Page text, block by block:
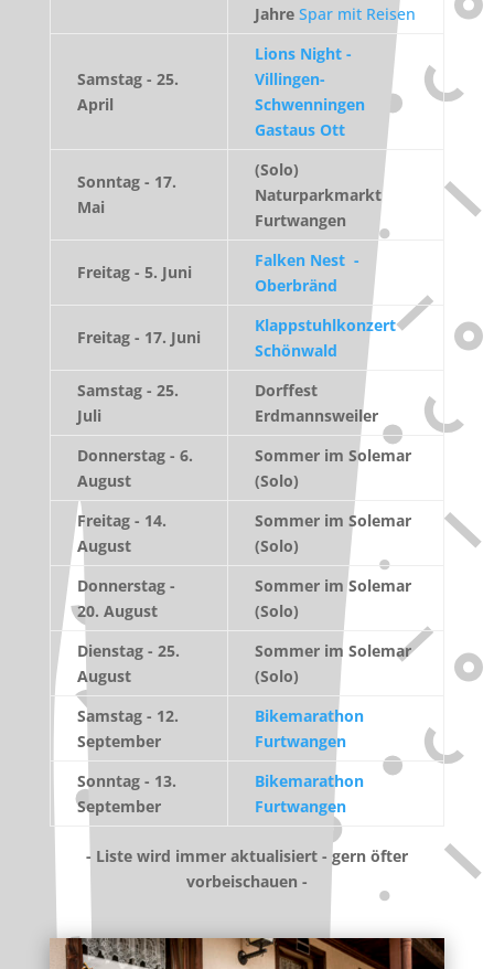
Jahre Spar mit Reisen
Samstag - 25.
April
Lions Night -
Villingen-
Schwenningen
Gastaus Ott
Sonntag - 17.
Mai
(Solo)
Naturparkmarkt
Furtwangen
Freitag - 5. Juni
Falken Nest -
Oberbränd
Freitag - 17. Juni
Klappstuhlkonzert
Schönwald
Samstag - 25.
Juli
Dorffest
Erdmannsweiler
Donnerstag - 6.
August
Sommer im Solemar
(Solo)
Freitag - 14.
August
Sommer im Solemar
(Solo)
Donnerstag -
20. August
Sommer im Solemar
(Solo)
Dienstag - 25.
August
Sommer im Solemar
(Solo)
Samstag - 12.
September
Bikemarathon
Furtwangen
Sonntag - 13.
September
Bikemarathon
Furtwangen
- Liste wird immer aktualisiert - gern öfter
vorbeischauen -